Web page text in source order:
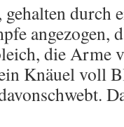
durch
angezogen,
die Arme
Knäuel voll